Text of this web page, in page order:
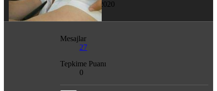
9 Şub 2020
Mesajlar
27
Tepkime Puanı
0